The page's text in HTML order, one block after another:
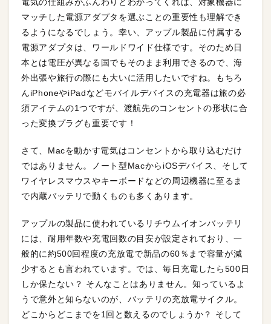
電気の仕組みがふんわりとわかってくれば、対象機器に
マッチした電源アダプタを選ぶことの重要性も理解でき
るようになるでしょう。幸い、アップル製品に付属する
電源アダプタは、ワールドワイド仕様です。そのため日
本とは電圧が異なる国でもそのまま利用できるので、海
外出張や旅行の際にも大いに活用したいですね。もちろ
んiPhoneやiPadなどモバイルデバイスの充電器は旅の必
須アイテムの1つですが、渡航先のコンセントの形状に合
った変換プラグも重要です！
さて、Macを動かす電気はコンセントから取り込むだけ
ではありません。ノート型MacからiOSデバイス、そして
ワイヤレスマウスやキーボードなどの周辺機器に至るま
で内蔵バッテリで動くものも多くあります。
アップルの製品に使われているリチウムイオンバッテリ
には、耐用年数や充電回数の目安が設定されており、一
般的に約500回程度の充放電で新品の60％まで容量が減
少するとも言われています。では、毎日充電したら500日
しか保たない？ そんなことはありません。知っているよ
うで意外と知らないのが、バッテリの充放電サイクル。
どこからどこまでを1回と数えるのでしょうか？ そして